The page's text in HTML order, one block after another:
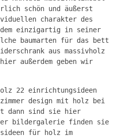
schön und äußerst
charakter des
einzigartig in seiner
baumarten für das bett
aus massivholz
außerdem geben wir
22 einrichtungsideen
design mit holz bei
dann sind sie hier
bildergalerie finden sie
für holz im